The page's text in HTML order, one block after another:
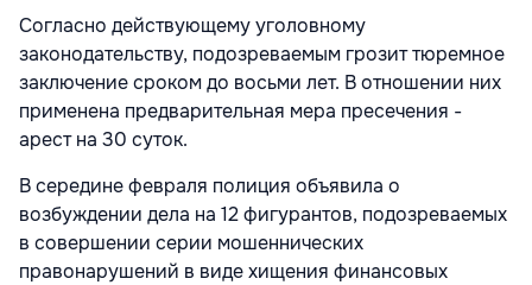
Согласно действующему уголовному
законодательству, подозреваемым грозит тюремное
заключение сроком до восьми лет. В отношении них
применена предварительная мера пресечения -
арест на 30 суток.
В середине февраля полиция объявила о
возбуждении дела на 12 фигурантов, подозреваемых
в совершении серии мошеннических
правонарушений в виде хищения финансовых